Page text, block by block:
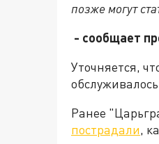
позже могут
- сообщает
Уточняется,
Ранее
пострадали,